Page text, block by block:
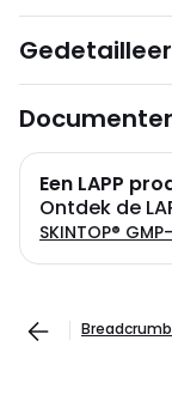
Een LAPP
Ontdek de
SKINTOP®